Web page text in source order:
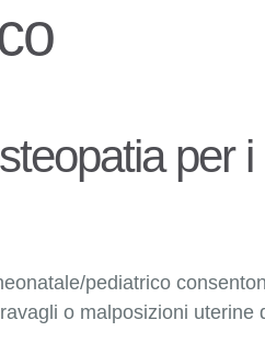
per
pediatrico
o malposizioni uterine